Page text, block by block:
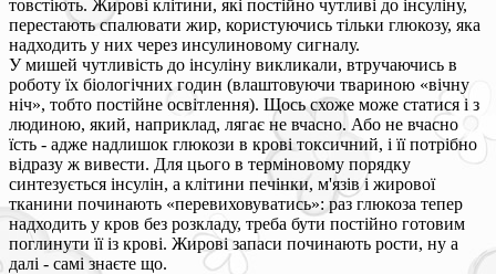
товстіють. Жирові клітини, які постійно чутливі до інсуліну,
перестають спалювати жир, користуючись тільки глюкозу, яка
надходить у них через инсулиновому сигналу.
У мишей чутливість до інсуліну викликали, втручаючись в
роботу їх біологічних годин (влаштовуючи твариною «вічну
ніч», тобто постійне освітлення). Щось схоже може статися і з
людиною, який, наприклад, лягає не вчасно. Або не вчасно
їсть - адже надлишок глюкози в крові токсичний, і її потрібно
відразу ж вивести. Для цього в терміновому порядку
синтезується інсулін, а клітини печінки, м'язів і жирової
тканини починають «перевиховуватись»: раз глюкоза тепер
надходить у кров без розкладу, треба бути постійно готовим
поглинути її із крові. Жирові запаси починають рости, ну а
далі - самі знаєте що.